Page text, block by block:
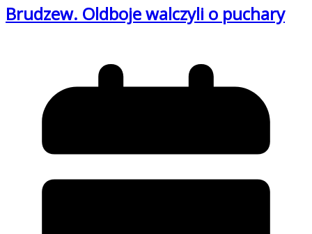
Brudzew. Oldboje walczyli o puchary